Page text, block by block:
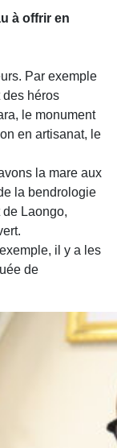
à offrir en
Par exemple
des héros
le monument
en artisanat, le
la mare aux
la bendrologie
Laongo,
il y a les
de